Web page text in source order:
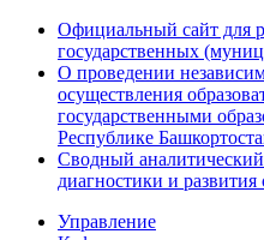
Официальный сайт для
государственных
О проведении
осуществления
государственными
Республике
Сводный
диагностики и
Управление